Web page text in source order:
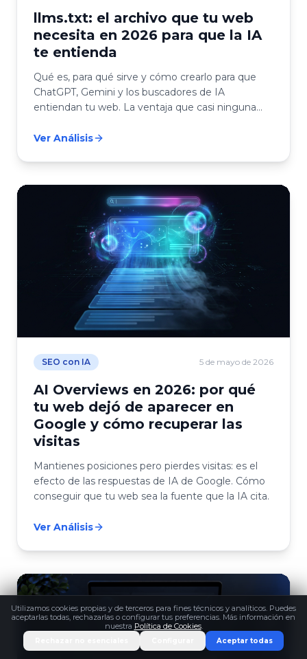
llms.txt: el archivo que tu web
necesita en 2026 para que la IA
te entienda
Qué es, para qué sirve y cómo crearlo para que
ChatGPT, Gemini y los buscadores de IA
entiendan tu web. La ventaja que casi ninguna
Ver Análisis
SEO con IA 5 de mayo de 2026
AI Overviews en 2026: por qué
tu web dejó de aparecer en
Google y cómo recuperar las
visitas
Mantienes posiciones pero pierdes visitas: es el
efecto de las respuestas de IA de Google. Cómo
conseguir que tu web sea la fuente que la IA cita.
Ver Análisis
Utilizamos cookies propias y de terceros para fines técnicos y analíticos. Puedes
aceptarlas todas, rechazarlas o configurar tus preferencias. Más información en
nuestra Política de Cookies.
Aceptar todas